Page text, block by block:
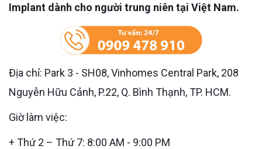
Implant dành cho người trung niên tại Việt Nam.
Địa chỉ: Park 3 - SH08, Vinhomes Central Park, 208
Nguyễn Hữu Cảnh, P.22, Q. Bình Thạnh, TP. HCM.
Giờ làm việc:
+ Thứ 2 – Thứ 7: 8:00 AM - 9:00 PM